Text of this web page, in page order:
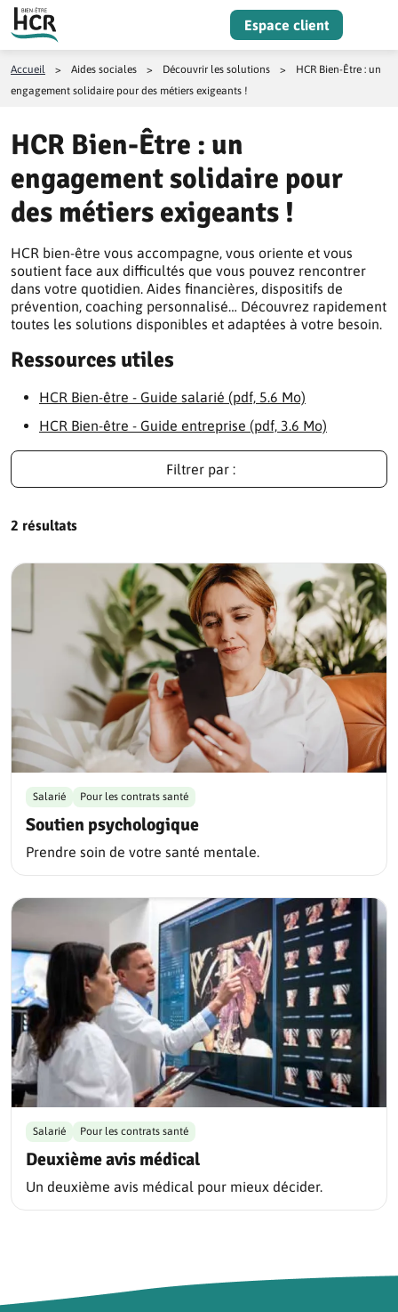
Aller au contenu
Espace client
Accueil > Aides sociales > Découvrir les solutions >
HCR Bien-Être : un
engagement solidaire pour des métiers exigeants !
HCR Bien-Être : un
engagement solidaire pour
des métiers exigeants !
HCR bien-être vous accompagne, vous oriente et vous
soutient face aux difficultés que vous pouvez rencontrer
dans votre quotidien. Aides financières, dispositifs de
prévention, coaching personnalisé… Découvrez rapidement
toutes les solutions disponibles et adaptées à votre besoin.
Ressources utiles
HCR Bien-être - Guide salarié (pdf, 5.6 Mo)
HCR Bien-être - Guide entreprise (pdf, 3.6 Mo)
Filtrer par :
2 résultats
Soutien psychologique
Salarié Pour les contrats santé
Prendre soin de votre santé mentale.
Deuxième avis médical
Salarié Pour les contrats santé
Un deuxième avis médical pour mieux décider.